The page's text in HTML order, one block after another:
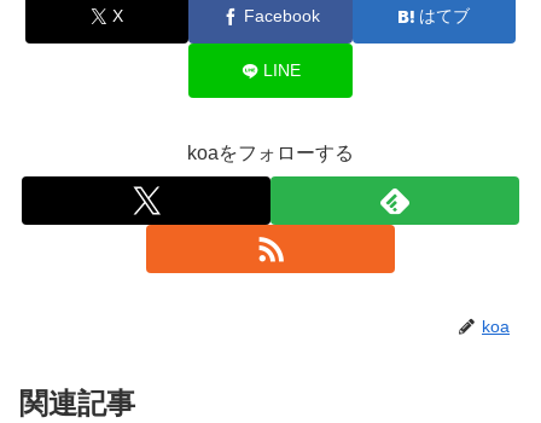
X Facebook はてブ
LINE
koaをフォローする
koa
関連記事